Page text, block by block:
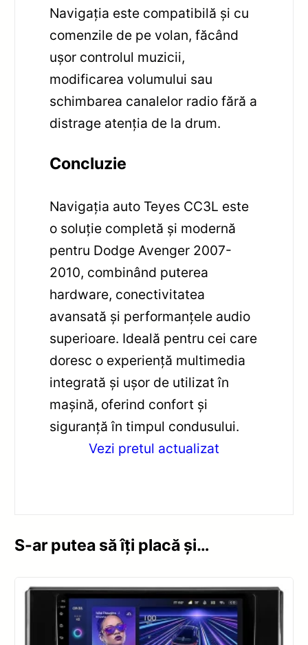
Navigația este compatibilă și cu
comenzile de pe volan, făcând
ușor controlul muzicii,
modificarea volumului sau
schimbarea canalelor radio fără a
distrage atenția de la drum.
Concluzie
Navigația auto Teyes CC3L este
o soluție completă și modernă
pentru Dodge Avenger 2007-
2010, combinând puterea
hardware, conectivitatea
avansată și performanțele audio
superioare. Ideală pentru cei care
doresc o experiență multimedia
integrată și ușor de utilizat în
mașină, oferind confort și
siguranță în timpul condusului.
Vezi pretul actualizat
S-ar putea să îți placă și…